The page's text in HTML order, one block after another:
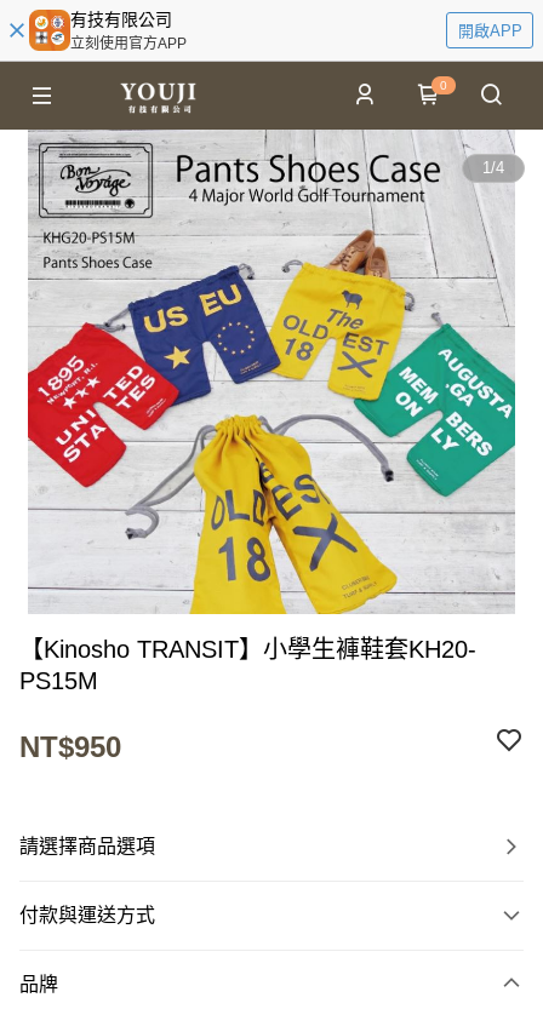
有技有限公司
立刻使用官方APP
開啟APP
0
1/4
【Kinosho TRANSIT】小學生褲鞋套KH20-
PS15M
NT$950
請選擇商品選項
付款與運送方式
信用卡一次付款
品牌